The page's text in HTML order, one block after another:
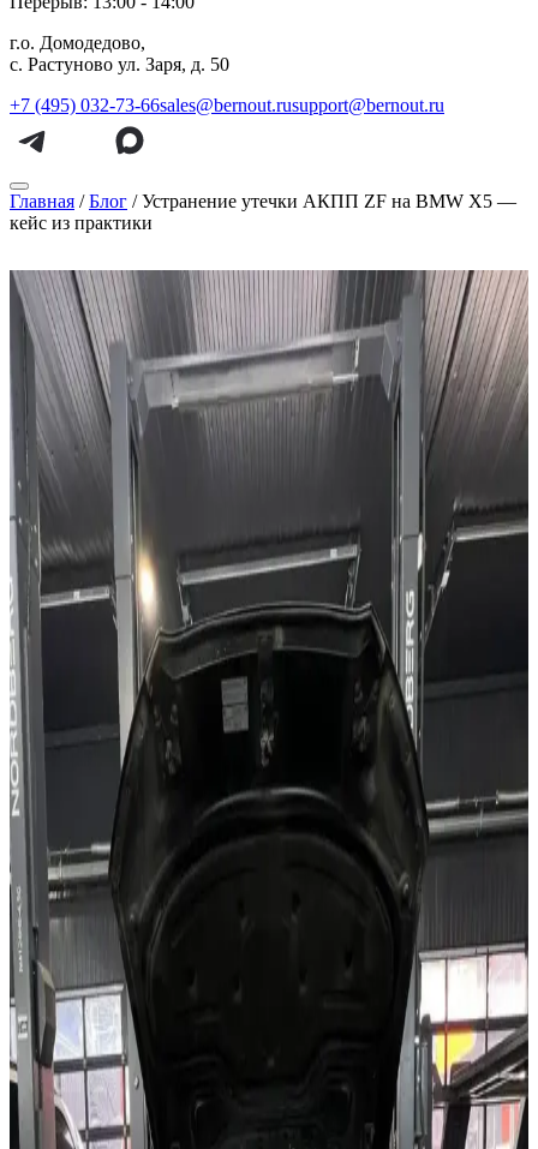
г.о. Домодедово,
с. Растуново ул. Заря, д. 50
+7 (495) 032-73-66sales@bernout.rusupport@bernout.ru
Главная /Блог /Устранение утечки АКПП ZF на BMW X5 —
кейс из практики
УСТРАНЕНИЕ УТЕЧКИ АКПП ZF
НА BMW X5 — КЕЙС ИЗ
ПРАКТИКИ
10 июня 2026 г.
В сервис Bernout обратился владелец BMW X5 с жалобами на
подтеки масла под автомобилем и заметные толчки при
переключении передач. По словам клиента, проблема
появилась постепенно: сначала на парковочном месте стали
оставаться небольшие масляные следы, а спустя некоторое
время коробка передач начала работать менее плавно,
особенно при переключениях на прогретом автомобиле. Для
автомобилей BMW с автоматическими коробками передач ZF
подобные симптомы встречаются достаточно часто, поэтому
автомобиль сразу направили на детальный осмотр.
Осмотр и диагностика
После подъема автомобиля на подъемнике была выполнена
проверка АКПП и прилегающих узлов. В ходе осмотра
специалисты обнаружили следы трансмиссионного масла на
поддоне коробки передач. Дополнительно проверили
состояние масла и герметичность соединений. Диагностика
подтвердила наличие утечки, а также показала, что рабочая
жидкость уже утратила свои первоначальные свойства.
В чем проблема
Основной причиной проблемы стал износ прокладки поддона
АКПП. Через нее происходила утечка масла, что постепенно
снижало уровень рабочей жидкости в коробке передач. Также
было установлено, что масло давно требовало замены. Потеря
рабочих характеристик жидкости могла быть одной из причин
появления толчков при переключении передач.